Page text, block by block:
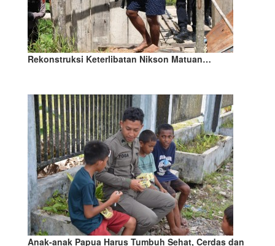
Rekonstruksi Keterlibatan Nikson Matuan…
Anak-anak Papua Harus Tumbuh Sehat, Cerdas dan